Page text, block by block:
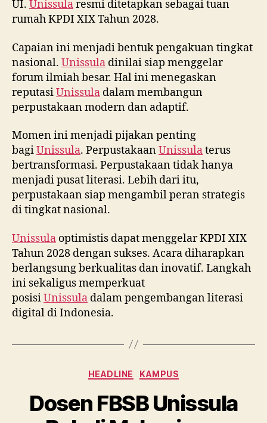
UI. Unissularesmi ditetapkan sebagai tuan
rumah KPDI XIX Tahun 2028.
Capaian ini menjadi bentuk pengakuan tingkat
nasional. Unissula dinilai siap menggelar
forum ilmiah besar. Hal ini menegaskan
reputasiUnissula dalam membangun
perpustakaan modern dan adaptif.
Momen ini menjadi pijakan penting
bagiUnissula. PerpustakaanUnissulaterus
bertransformasi. Perpustakaan tidak hanya
menjadi pusat literasi. Lebih dari itu,
perpustakaan siap mengambil peran strategis
di tingkat nasional.
Unissula optimistis dapat menggelar KPDI XIX
Tahun 2028 dengan sukses. Acara diharapkan
berlangsung berkualitas dan inovatif. Langkah
ini sekaligus memperkuat
posisiUnissula dalam pengembangan literasi
digital di Indonesia.
Categories
HEADLINE KAMPUS
Dosen FBSB Unissula